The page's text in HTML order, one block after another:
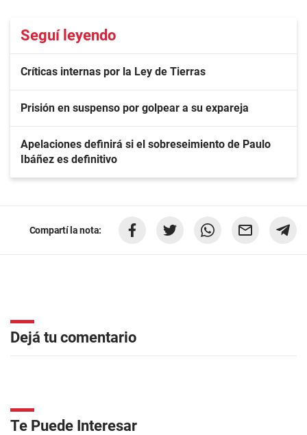
Seguí leyendo
Críticas internas por la Ley de Tierras
Prisión en suspenso por golpear a su expareja
Apelaciones definirá si el sobreseimiento de Paulo
Ibáñez es definitivo
Compartí la nota:
Dejá tu comentario
Te Puede Interesar